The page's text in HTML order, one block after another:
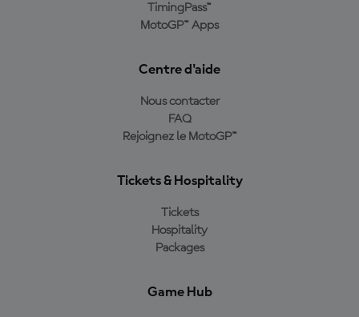
TimingPass™
MotoGP™ Apps
Centre d'aide
Nous contacter
FAQ
Rejoignez le MotoGP™
Tickets & Hospitality
Tickets
Hospitality
Packages
Game Hub